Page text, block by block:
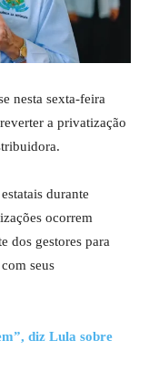
nesta sexta-feira
a privatização
durante
ocorrem
dos gestores para
seus
diz Lula sobre